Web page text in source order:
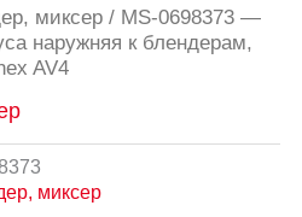
миксер/ MS-0698373 —
наружняя к блендерам,
AV4
миксер